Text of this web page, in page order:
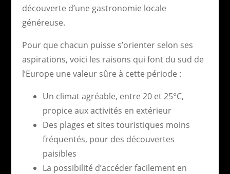
découverte d’une gastronomie locale
généreuse.
Pour que chacun puisse s’orienter selon ses
aspirations, voici les raisons qui font du sud de
l’Europe une valeur sûre à cette période :
Un climat agréable, entre 20 et 25°C,
propice aux activités en extérieur
Des plages et sites touristiques moins
fréquentés, pour des découvertes
paisibles
La possibilité d’accéder facilement en